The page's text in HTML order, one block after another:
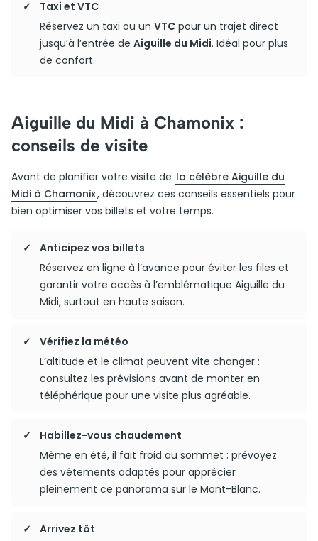
Taxi et VTC
Réservez un taxi ou un VTC pour un trajet direct
jusqu’à l’entrée de Aiguille du Midi. Idéal pour plus
de confort.
Aiguille du Midi à Chamonix :
conseils de visite
Avant de planifier votre visite de la célèbre Aiguille du
Midi à Chamonix, découvrez ces conseils essentiels pour
bien optimiser vos billets et votre temps.
Anticipez vos billets
Réservez en ligne à l’avance pour éviter les files et
garantir votre accès à l’emblématique Aiguille du
Midi, surtout en haute saison.
Vérifiez la météo
L’altitude et le climat peuvent vite changer :
consultez les prévisions avant de monter en
téléphérique pour une visite plus agréable.
Habillez-vous chaudement
Même en été, il fait froid au sommet : prévoyez
des vêtements adaptés pour apprécier
pleinement ce panorama sur le Mont-Blanc.
Arrivez tôt